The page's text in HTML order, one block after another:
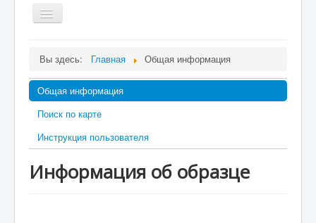
Включить/
выключить
Публикации
Фотогаллерея
Контакты
Авторизация
Вы здесь: Главная Общая информация
Общая информация
Поиск по карте
Инструкция пользователя
Информация об образце